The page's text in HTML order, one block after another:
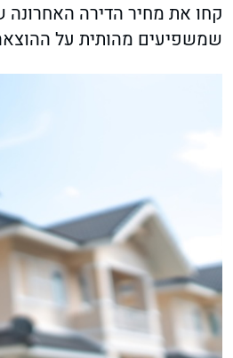
קחו את מחיר הדירה האחרונה
שמשפיעים מהותית על